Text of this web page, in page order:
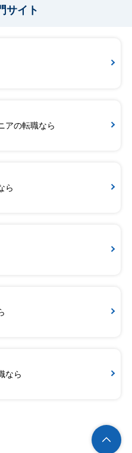
サイト
アの転職なら
ら
なら